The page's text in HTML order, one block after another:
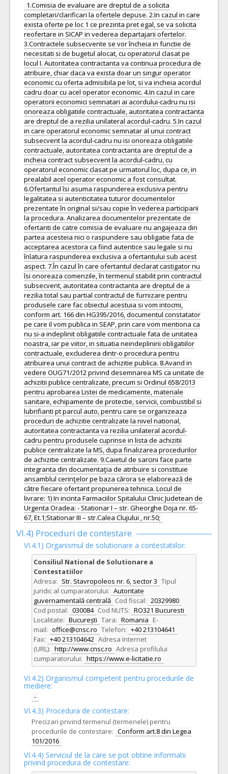
1.Comisia de evaluare are dreptul de a solicita
completari/clarificari la ofertele depuse. 2.In cazul in care
exista oferte pe loc 1 ce prezinta pret egal, se va solicita
reofertare in SICAP in vederea departajarii ofertelor.
3.Contractele subsecvente se vor încheia in functie de
necesitati si de bugetul alocat, cu operatorul clasat pe
locul I. Autoritatea contractanta va continua procedura de
atribuire, chiar daca va exista doar un singur operator
economic cu oferta admisibila pe lot, si va incheia acordul
cadru doar cu acel operator economic. 4.In cazul in care
operatorii economici semnatari ai acordului-cadru nu isi
onoreaza obligatiile contractuale, autoritatea contractanta
are dreptul de a rezilia unilateral acordul-cadru. 5.In cazul
in care operatorul economic semnatar al unui contract
subsecvent la acordul-cadru nu isi onoreaza obligatiile
contractuale, autoritatea contractanta are dreptul de a
incheia contract subsecvent la acordul-cadru, cu
operatorul economic clasat pe urmatorul loc, dupa ce, in
prealabil acel operator economic a fost consultat.
6.Ofertantul îsi asuma raspunderea exclusiva pentru
legalitatea si autenticitatea tuturor documentelor
prezentate în original si/sau copie în vederea participarii
la procedura. Analizarea documentelor prezentate de
ofertanti de catre comisia de evaluare nu angajeaza din
partea acesteia nici o raspundere sau obligatie fata de
acceptarea acestora ca fiind autentice sau legale si nu
înlatura raspunderea exclusiva a ofertantului sub acest
aspect. 7.În cazul în care ofertantul declarat castigator nu
îsi onoreaza comenzile, în termenul stabilit prin contractul
subsecvent, autoritatea contractanta are dreptul de a
rezilia total sau partial contractul de furnizare pentru
produsele care fac obiectul acestuia si vom intocmi,
conform art. 166 din HG395/2016, documentul constatator
pe care il vom publica in SEAP, prin care vom mentiona ca
nu si-a indeplinit obligatiile contractuale fata de unitatea
noastra, iar pe viitor, in situatia neindeplinirii obligatiilor
contractuale, excluderea dintr-o procedura pentru
atribuirea unui contract de achizitie publica. 8.Avand in
vedere OUG71/2012 privind desemnarea MS ca unitate de
achizitii publice centralizate, precum si Ordinul 658/2013
pentru aprobarea Listei de medicamente, materiale
sanitare, echipamente de protectie, servicii, combustibil si
lubrifianti pt parcul auto, pentru care se organizeaza
proceduri de achizitie centralizate la nivel national,
autoritatea contractanta va rezilia unilateral acordul-
cadru pentru produsele cuprinse in lista de achizitii
publice centralizate la MS, dupa finalizarea procedurilor
de achizitie centralizate. 9.Caietul de sarcini face parte
integranta din documentaţia de atribuire si constituie
ansamblul cerinţelor pe baza cărora se elaborează de
către fiecare ofertant propunerea tehnica. Locul de
livrare: 1) In incinta Farmaciilor Spitalului Clinic Judetean de
Urgenta Oradea: - Stationar I – str. Gheorghe Doja nr. 65-
67, Et.1;Stationar III – str.Calea Clujului , nr.50;
VI.4) Proceduri de contestare
VI.4.1) Organismul de solutionare a contestatiilor:
Consiliul National de Solutionare a
Contestatiilor
Adresa: Str. Stavropoleos nr. 6, sector 3 Tipul
juridic al cumparatorului: Autoritate
guvernamentală centrală Cod fiscal: 20329980
Cod postal: 030084 Cod NUTS: RO321 Bucuresti
Localitate: București Tara: Romania E-
mail: office@cnsc.ro Telefon: +40 213104641
Fax: +40 213104642 Adresa Internet
(URL): http://www.cnsc.ro Adresa profilului
cumparatorului: https://www.e-licitatie.ro
VI.4.2) Organismul competent pentru procedurile de
mediere:
-
VI.4.3) Procedura de contestare:
Precizari privind termenul (termenele) pentru
procedurile de contestare: Conform art.8 din Legea
101/2016
VI.4.4) Serviciul de la care se pot obtine informatii
privind procedura de contestare: